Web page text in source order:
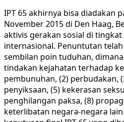
IPT 65 akhirnya bisa diadakan
November 2015 di Den Haag,
aktivis gerakan sosial di
internasional. Penuntutan
sembilan poin tuduhan,
tindakan kejahatan terhadap
pembunuhan, (2) perbudakan,
penyiksaan, (5) kekerasan
penghilangan paksa, (8)
keterlibatan negara-negara